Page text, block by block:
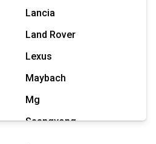
Lancia
Land Rover
Lexus
Maybach
Mg
Ssangyong